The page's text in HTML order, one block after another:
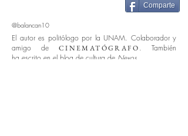
Comparte
@balancan10
El autor es politólogo por la UNAM. Colaborador y
amigo de CINEMATÓGRAFO. También
ha escrito en el blog de cultura de Nexos